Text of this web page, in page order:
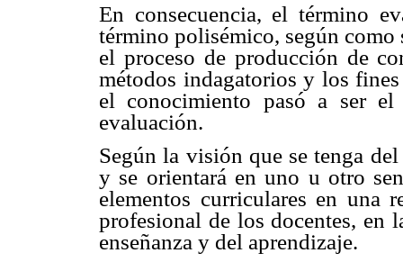
En consecuencia, el término
término polisémico, según
el proceso de producción de
métodos indagatorios y los
el conocimiento pasó a ser
evaluación.
Según la visión que se tenga
y se orientará en uno u otro
elementos curriculares en una
profesional de los docentes,
enseñanza y del aprendizaje.